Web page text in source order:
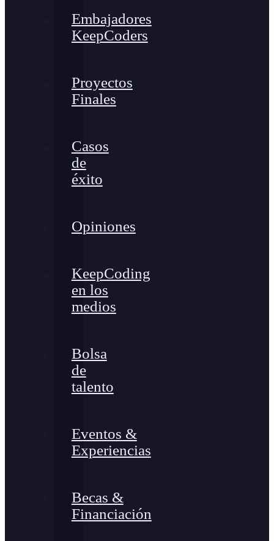
Embajadores
KeepCoders
Proyectos
Finales
Casos
de
éxito
Opiniones
KeepCoding
en los
medios
Bolsa
de
talento
Eventos &
Experiencias
Becas &
Financiación